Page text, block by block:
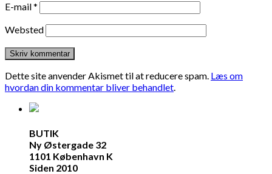
E-mail*
Websted
Dette site anvender Akismet til at reducere spam. Læs om
hvordan din kommentar bliver behandlet.
BUTIK
Ny Østergade 32
1101 København K
Siden 2010